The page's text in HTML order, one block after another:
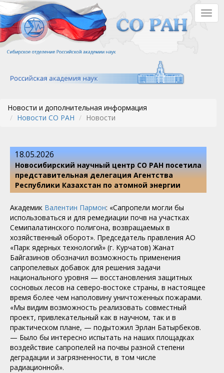
Перейти
к
основному
содержанию
Новости и дополнительная информация
Новости СО РАН
Новости
18.05.2026
Новосибирский научный центр СО РАН посетила
представительная делегация Агентства
Республики Казахстан по атомной энергии
Академик Валентин Пармон: «Сапропели могли бы
использоваться и для ремедиации почв на участках
Семипалатинского полигона, возвращаемых в
хозяйственный оборот». Председатель правления АО
«Парк ядерных технологий» (г. Курчатов) Жанат
Байгазинов обозначил возможность применения
сапропелевых добавок для решения задачи
национального уровня — восстановления защитных
сосновых лесов на северо-востоке страны, в настоящее
время более чем наполовину уничтоженных пожарами.
«Мы видим возможность реализовать совместный
проект, привлекательный как в научном, так и в
практическом плане, — подытожил Эрлан Батырбеков.
— Было бы интересно испытать на наших площадках
воздействие сапропелей на почвы разной степени
деградации и загрязненности, в том числе
радиационной».